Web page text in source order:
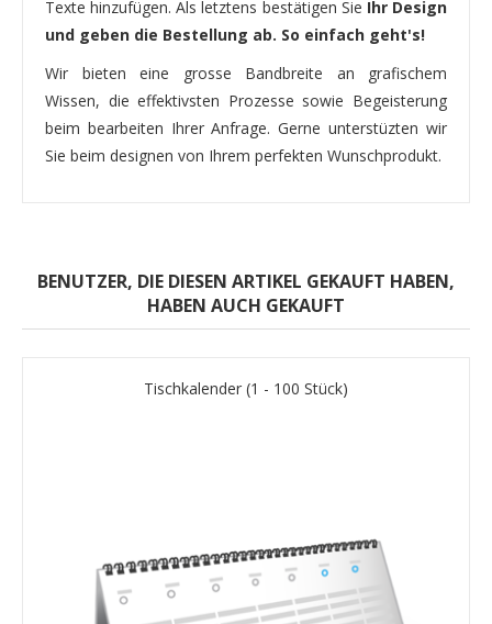
Texte hinzufügen. Als letztens bestätigen Sie Ihr Design
und geben die Bestellung ab. So einfach geht's!
Wir bieten eine grosse Bandbreite an grafischem
Wissen, die effektivsten Prozesse sowie Begeisterung
beim bearbeiten Ihrer Anfrage. Gerne unterstüzten wir
Sie beim designen von Ihrem perfekten Wunschprodukt.
BENUTZER, DIE DIESEN ARTIKEL GEKAUFT HABEN,
HABEN AUCH GEKAUFT
Tischkalender (1 - 100 Stück)